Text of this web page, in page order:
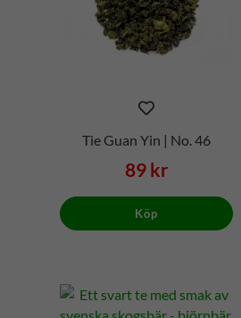
Tie Guan Yin | No. 46
89 kr
Köp